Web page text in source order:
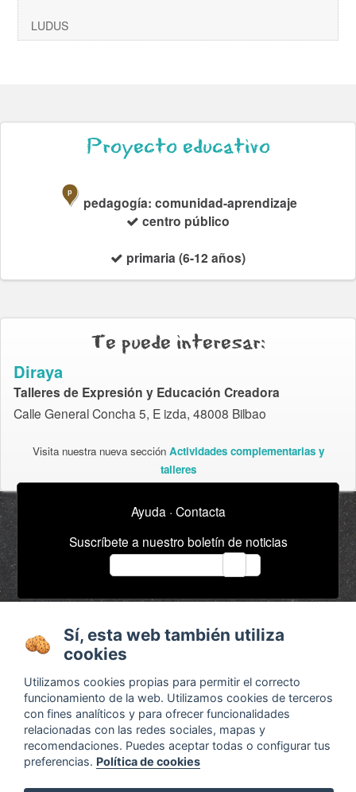
LUDUS
Proyecto educativo
p
pedagogía: comunidad-aprendizaje
centro público
primaria (6-12 años)
Te puede interesar:
Diraya
Talleres de Expresión y Educación Creadora
Calle General Concha 5, E izda, 48008 Bilbao
Visita nuestra nueva sección Actividades complementarias y
talleres
Ayuda · Contacta
Suscríbete a nuestro boletín de noticias
Acerca de
Términos y
Configurar cookies
Agenda
Anuncios / Empleo
Timeline
Sí, esta web también utiliza
cookies
Utilizamos cookies propias para permitir el correcto
funcionamiento de la web. Utilizamos cookies de terceros
con fines analíticos y para ofrecer funcionalidades
relacionadas con las redes sociales, mapas y
recomendaciones. Puedes aceptar todas o configurar tus
preferencias. Política de cookies